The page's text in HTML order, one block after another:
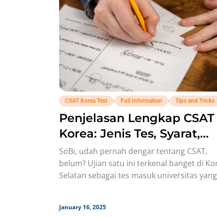
CSAT Korea Test , Full Information , Tips and Tricks
Penjelasan Lengkap CSAT
Korea: Jenis Tes, Syarat,
Timeline
SoBi, udah pernah dengar tentang CSAT,
belum? Ujian satu ini terkenal banget di
Selatan sebagai tes masuk universitas yang
January 16, 2025